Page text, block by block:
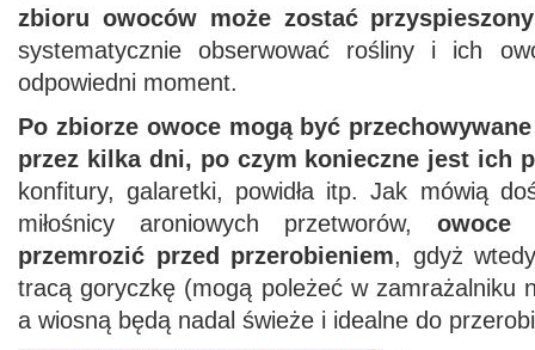
zbioru owoców może zostać przyspieszony
systematycznie obserwować rośliny i ich
odpowiedni moment.
Po zbiorze owoce mogą być
przez kilka dni, po czym konieczne jest ich
konfitury, galaretki, powidła itp. Jak mówią
miłośnicy aroniowych przetworów,owoce
przemrozić przed przerobieniem, gdyż
tracą goryczkę (mogą poleżeć w zamrażalniku
a wiosną będą nadal świeże i idealne do